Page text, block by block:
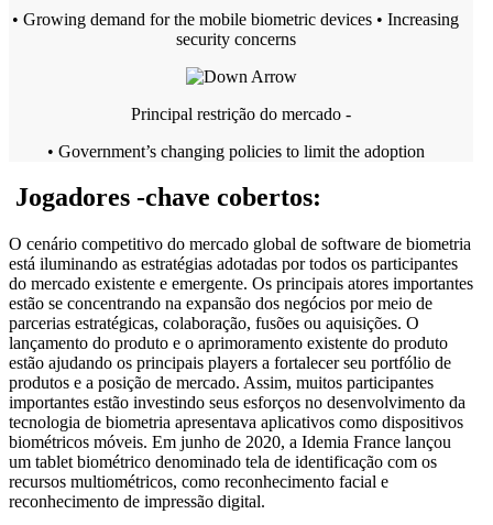
• Growing demand for the mobile biometric devices • Increasing
security concerns
Principal restrição do mercado -
• Government’s changing policies to limit the adoption
Jogadores -chave cobertos:
O cenário competitivo do mercado global de software de biometria
está iluminando as estratégias adotadas por todos os participantes
do mercado existente e emergente. Os principais atores importantes
estão se concentrando na expansão dos negócios por meio de
parcerias estratégicas, colaboração, fusões ou aquisições. O
lançamento do produto e o aprimoramento existente do produto
estão ajudando os principais players a fortalecer seu portfólio de
produtos e a posição de mercado. Assim, muitos participantes
importantes estão investindo seus esforços no desenvolvimento da
tecnologia de biometria apresentava aplicativos como dispositivos
biométricos móveis. Em junho de 2020, a Idemia France lançou
um tablet biométrico denominado tela de identificação com os
recursos multiométricos, como reconhecimento facial e
reconhecimento de impressão digital.